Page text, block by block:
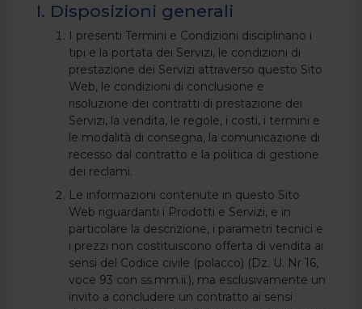
I. Disposizioni generali
I presenti Termini e Condizioni disciplinano i
tipi e la portata dei Servizi, le condizioni di
prestazione dei Servizi attraverso questo Sito
Web, le condizioni di conclusione e
risoluzione dei contratti di prestazione dei
Servizi, la vendita, le regole, i costi, i termini e
le modalità di consegna, la comunicazione di
recesso dal contratto e la politica di gestione
dei reclami.
Le informazioni contenute in questo Sito
Web riguardanti i Prodotti e Servizi, e in
particolare la descrizione, i parametri tecnici e
i prezzi non costituiscono offerta di vendita ai
sensi del Codice civile (polacco) (Dz. U. Nr 16,
voce 93 con ss.mm.ii.), ma esclusivamente un
invito a concludere un contratto ai sensi